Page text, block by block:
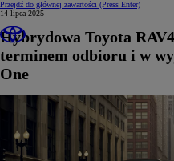
Przejdź do głównej zawartości (Press Enter)
14 lipca 2025
Hybrydowa Toyota
terminem odbioru i w
One